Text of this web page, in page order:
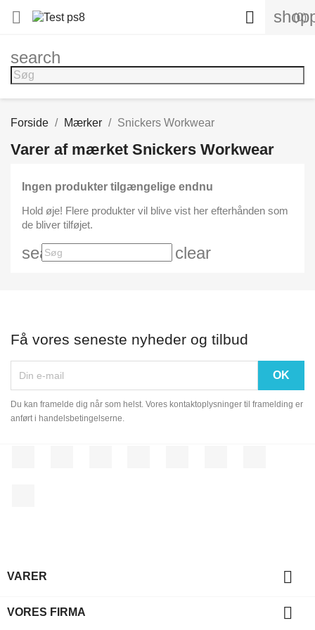
 (0)

search
Forside Mærker Snickers Workwear
Varer af mærket Snickers Workwear
Ingen produkter tilgængelige endnu
Hold øje! Flere produkter vil blive vist her efterhånden som
de bliver tilføjet.
search clear
Få vores seneste nyheder og tilbud
Du kan framelde dig når som helst. Vores kontaktoplysninger til framelding er
anført i handelsbetingelserne.
VARER 
VORES FIRMA 